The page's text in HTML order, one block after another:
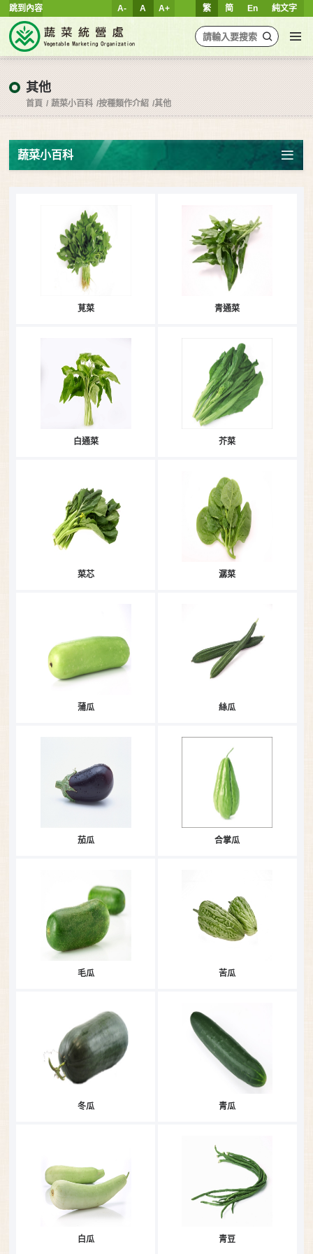
跳到內容 繁 简 En 純文字
A- A A+
其他
首頁 蔬菜小百科 按種類作介紹 其他
蔬菜小百科
莧菜 青通菜
白通菜 芥菜
菜芯 潺菜
蒲瓜 絲瓜
茄瓜 合掌瓜
毛瓜 苦瓜
冬瓜 青瓜
白瓜 青豆